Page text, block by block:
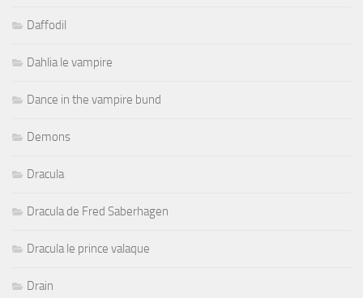
Daffodil
Dahlia le vampire
Dance in the vampire bund
Demons
Dracula
Dracula de Fred Saberhagen
Dracula le prince valaque
Drain